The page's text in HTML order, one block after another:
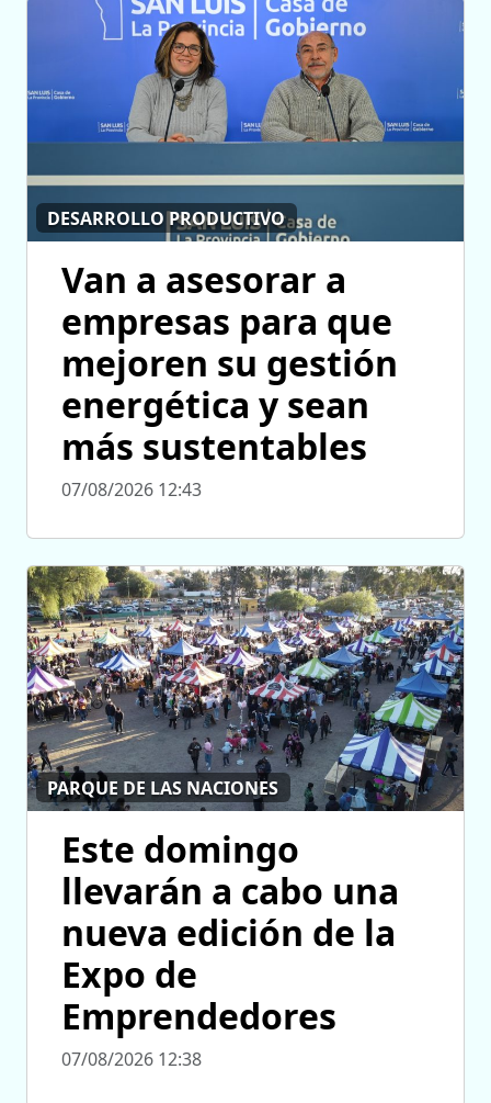
DESARROLLO PRODUCTIVO
Van a asesorar a
empresas para que
mejoren su gestión
energética y sean
más sustentables
07/08/2026 12:43
PARQUE DE LAS NACIONES
Este domingo
llevarán a cabo una
nueva edición de la
Expo de
Emprendedores
07/08/2026 12:38